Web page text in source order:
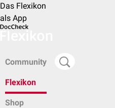
Das Flexikon
als App
Community
Flexikon
Shop